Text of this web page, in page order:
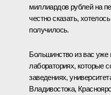
миллиардов рублей на
честно сказать,
получилось.
Большинство из вас уже
лабораториях, которые
заведениях,
Владивостока,